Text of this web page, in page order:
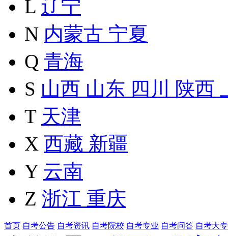
L 辽宁
N 内蒙古 宁夏
Q 青海
S 山西 山东 四川 陕西
T 天津
X 西藏 新疆
Y 云南
Z 浙江 重庆
首页 自考公告 自考资讯 自考院校 自考专业 自考问答 自考大专